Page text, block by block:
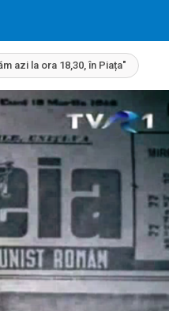
azi la ora 18,30, în Piața"